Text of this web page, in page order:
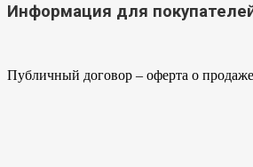
Информация для
Публичный договор – оферта о